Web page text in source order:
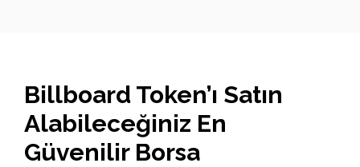
Billboard Token’ı Satın
Alabileceğiniz En
Güvenilir Borsa